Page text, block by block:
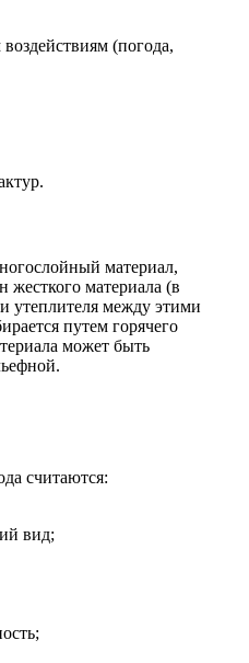
(погода,
материал,
жесткого материала (в
утеплителя между этими
путем горячего
может быть
считаются:
вид;